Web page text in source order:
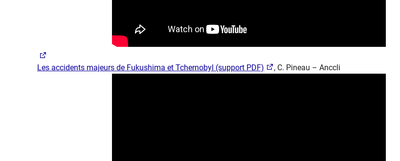
Les accidents majeurs de Fukushima et Tchernobyl (support PDF) , C. Pineau – Anccli